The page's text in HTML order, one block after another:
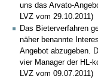
uns das Arvato-
LVZ vom 29.10.2011)
Das Bieterverfahren
näher benannte
Angebot abzugeben.
vier Manager der HL-
LVZ vom 09.07.2011)